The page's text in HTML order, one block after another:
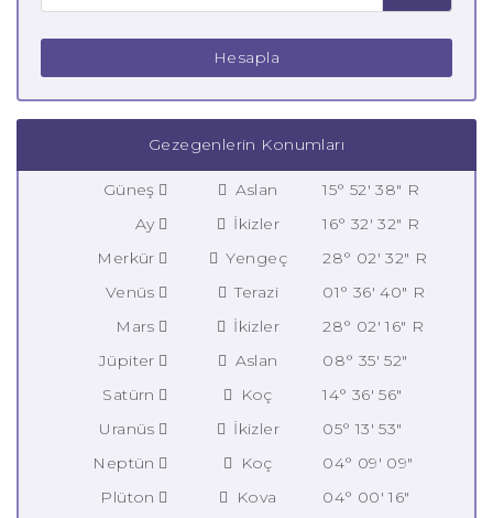
Hesapla
Gezegenlerin Konumları
Güneş Aslan
15° 52' 38" R
Ay
İkizler
16° 32' 32" R
Merkür
Yengeç
28° 02' 32" R
Venüs
Terazi
01° 36' 40" R
Mars
İkizler
28° 02' 16" R
Jüpiter
Aslan
08° 35' 52"
Satürn
Koç
14° 36' 56"
Uranüs
İkizler
05° 13' 53"
Neptün
Koç
04° 09' 09"
Plüton
Kova
04° 00' 16"